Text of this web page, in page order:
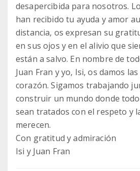
desapercibida para nosotros.
han recibido tu ayuda y amor
distancia, os expresan su
en sus ojos y en el alivio que
están a salvo. En nombre de
Juan Fran y yo, Isi, os damos
corazón. Sigamos trabajando
construir un mundo donde
sean tratados con el respeto y
merecen.
Con gratitud y admiración
Isi y Juan Fran